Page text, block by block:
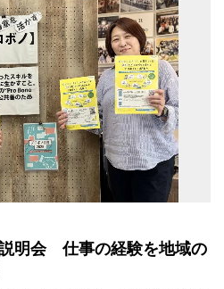
明会 仕事の経験を地域の